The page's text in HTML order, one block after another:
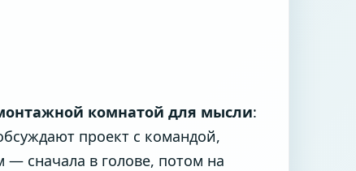
комнатой для мысли:
проект с командой,
сначала в голове, потом на